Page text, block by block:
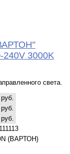
240V 3000K
света.
(ВАРТОН)